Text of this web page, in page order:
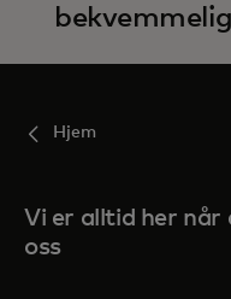
Hjem
Vi er alltid her når
oss